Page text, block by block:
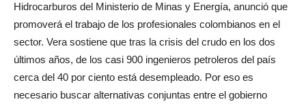
Hidrocarburos del Ministerio de Minas y Energía, anunció que
promoverá el trabajo de los profesionales colombianos en el
sector. Vera sostiene que tras la crisis del crudo en los dos
últimos años, de los casi 900 ingenieros petroleros del país
cerca del 40 por ciento está desempleado. Por eso es
necesario buscar alternativas conjuntas entre el gobierno